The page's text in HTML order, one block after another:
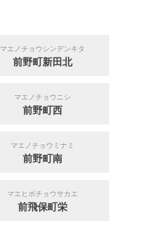
マエノチョウシンデンキタ
前野町新田北
マエノチョウニシ
前野町西
マエノチョウミナミ
前野町南
マエヒボチョウサカエ
前飛保町栄